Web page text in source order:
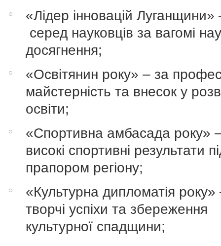
«Лідер інновацій Луганщини»
серед науковців за вагомі
досягнення;
«Освітянин року» – за
майстерність та внесок у
освіти;
«Спортивна амбасада року»
високі спортивні результати
прапором регіону;
«Культурна дипломатія року»
творчі успіхи та збереження
культурної спадщини;